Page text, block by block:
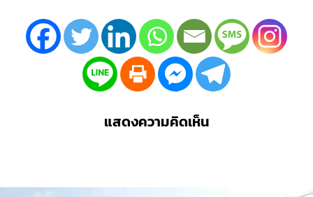
แสดงความคิดเห็น